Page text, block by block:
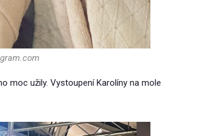
moc užily. Vystoupení Karolíny na mole